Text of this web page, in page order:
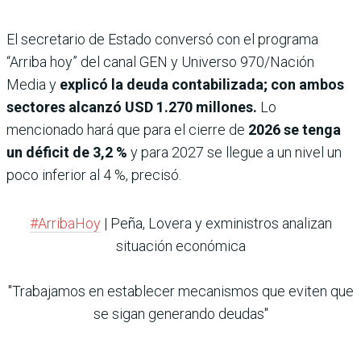
El secretario de Estado conversó con el programa
“Arriba hoy” del canal GEN y Universo 970/Nación
Media y explicó la deuda contabilizada; con ambos
sectores alcanzó USD 1.270 millones. Lo
mencionado hará que para el cierre de 2026 se tenga
un déficit de 3,2 % y para 2027 se llegue a un nivel un
poco inferior al 4 %, precisó.
#ArribaHoy| Peña, Lovera y exministros analizan
situación económica
"Trabajamos en establecer mecanismos que eviten que
se sigan generando deudas"